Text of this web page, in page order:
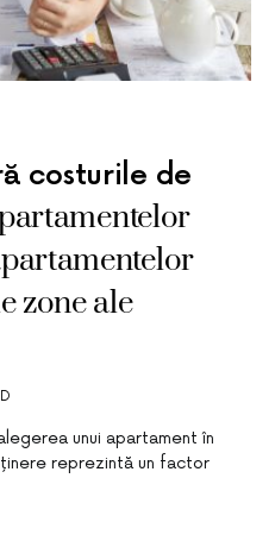
costurile de
zone ale
unui apartament în
reprezintă un factor